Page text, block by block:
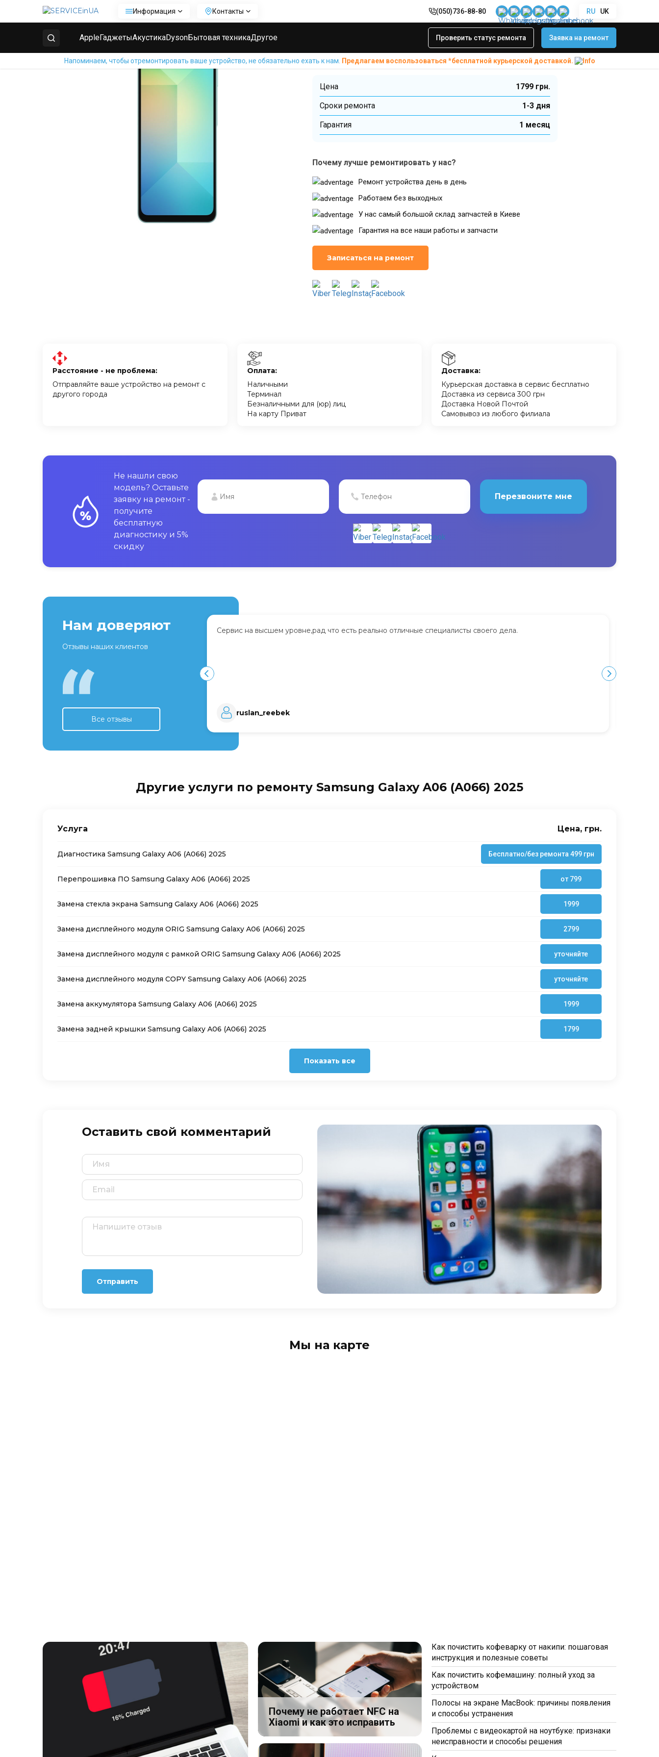
Информация Контакты (050)736-88-80 RU UK
AppleГаджетыАкустикаDysonБытовая техникаДругое Проверить статус ремонта Заявка на ремонт
Напоминаем, чтобы отремонтировать ваше устройство, не обязательно ехать к нам. Предлагаем воспользоваться *бесплатной курьерской доставкой.
Главная Ремонт телефонов Samsung Ремонт Samsung Galaxy A06 (A066) 2025 Замена кнопки включения Samsung Galaxy A06 (A066) 2025
Замена кнопки включения
Samsung Galaxy A06 (A066) 2025
Цена 1799 грн.
Cроки ремонта 1-3 дня
Гарантия 1 месяц
Почему лучше ремонтировать у нас?
Ремонт устройства день в день
Работаем без выходных
У нас самый большой склад запчастей в Киеве
Гарантия на все наши работы и запчасти
Записаться на ремонт
Расстояние - не проблема:
Отправляйте ваше устройство на ремонт с
другого города
Оплата:
Наличными
Терминал
Безналичными для (юр) лиц
На карту Приват
Доставка:
Курьерская доставка в сервис бесплатно
Доставка из сервиса 300 грн
Доставка Новой Почтой
Самовывоз из любого филиала
Не нашли свою
модель? Оставьте
заявку на ремонт -
получите
бесплатную
диагностику и 5%
скидку
Перезвоните мне
Нам доверяют
Отзывы наших клиентов
Все отзывы
Сервис на высшем уровне,рад что есть реально отличные специалисты своего дела.
ruslan_reebek
Другие услуги по ремонту Samsung Galaxy A06 (A066) 2025
Услуга Цена, грн.
Диагностика Samsung Galaxy A06 (A066) 2025 Бесплатно/без ремонта 499 грн
Перепрошивка ПО Samsung Galaxy A06 (A066) 2025 от 799
Замена стекла экрана Samsung Galaxy A06 (A066) 2025 1999
Замена дисплейного модуля ORIG Samsung Galaxy A06 (A066) 2025 2799
Замена дисплейного модуля с рамкой ORIG Samsung Galaxy A06 (A066) 2025 уточняйте
Замена дисплейного модуля COPY Samsung Galaxy A06 (A066) 2025 уточняйте
Замена аккумулятора Samsung Galaxy A06 (A066) 2025 1999
Замена задней крышки Samsung Galaxy A06 (A066) 2025 1799
Показать все
Оставить свой комментарий
Отправить
Мы на карте
Почему не работает NFC на
Xiaomi и как это исправить
Как почистить кофеварку от накипи: пошаговая
инструкция и полезные советы
Как почистить кофемашину: полный уход за
устройством
Полосы на экране MacBook: причины появления
и способы устранения
Проблемы с видеокартой на ноутбуке: признаки
неисправности и способы решения